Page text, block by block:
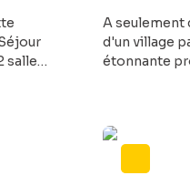
salles
A seulement
d'un village
étonnante
généreux,
de vie